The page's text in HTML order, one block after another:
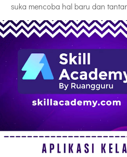
suka mencoba hal baru dan